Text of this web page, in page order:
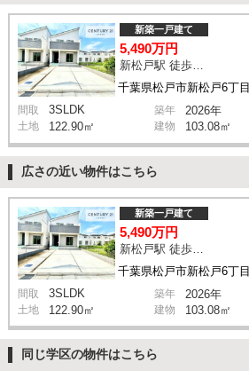
千葉県松戸市新松戸6丁目
新築一戸建て
5,490万円
新松戸駅 徒歩20分
間取 3SLDK 築年 2026年
土地 122.90㎡ 建物 103.08㎡
広さの近い物件はこちら
千葉県松戸市新松戸6丁目
新築一戸建て
5,490万円
間取 3SLDK 築年 2026年
土地 122.90㎡ 建物 103.08㎡
同じ学区の物件はこちら